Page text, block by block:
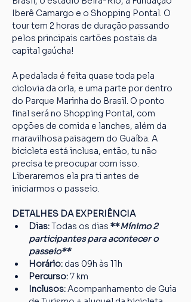
Iberê Camargo e o Shopping Pontal. O
tour tem 2 horas de duração passando
pelos principais cartões postais da
capital gaúcha!
A pedalada é feita quase toda pela
ciclovia da orla, e uma parte por dentro
do Parque Marinha do Brasil. O ponto
final será no Shopping Pontal, com
opções de comida e lanches, além da
maravilhosa paisagem do Guaíba. A
bicicleta está inclusa, então, tu não
precisa te preocupar com isso.
Liberaremos ela pra ti antes de
iniciarmos o passeio.
DETALHES DA EXPERIÊNCIA
Dias: Todas os dias **Mínimo 2
participantes para acontecer o
passeio**
Horário: das 09h às 11h
Percurso: 7 km
Inclusos: Acompanhamento de Guia